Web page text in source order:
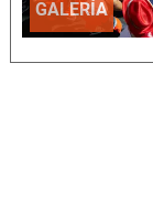
GALERÍA